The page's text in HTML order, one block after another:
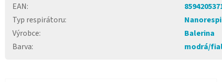
EAN:
Typ respirátoru:
Výrobce:
Balerina
Barva: modrá/